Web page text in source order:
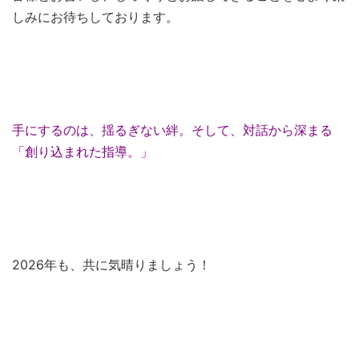
しみにお待ちしております。
手にするのは、揺るぎない絆。そして、対話から深まる
「創り込まれた指導。」
2026年も、共に気晴りましょう！